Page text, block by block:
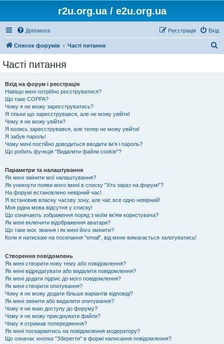
r2u.org.ua / e2u.org.ua
Допомога Вхід
Реєстрація
Список форумів Часті питання
Часті питання
Вхід на форум і реєстрація
Навіщо мені потрібно реєструватися?
Що таке COPPA?
Чому я не можу зареєструватись?
Я тільки що зареєструвався, але не можу увійти!
Чому я не можу увійти?
Я колись зареєструвався, але тепер не можу увійти!
Я забув пароль!
Чому мені постійно доводиться вводити ім’я і пароль?
Що робить функція "Видалити файли cookie"?
Параметри та налаштування
Як мені змінити мої налаштування?
Як уникнути появи мого імені в списку "Хто зараз на форумі"?
На форумі встановлено невірний час!
Я встановив власну часову зону, але час все одно невірний!
Моя рідна мова відсутня у списку!
Що означають зображення поряд з моїм ім'ям користувача?
Як мені включити відображення аватари?
Що таке моє звання і як мені його змінити?
Коли я натискаю на посилання "email", від мене вимагається залогуватись!
Створення повідомлень
Як мені створити нову тему або повідомлення?
Як мені відредагувати або видалити повідомлення?
Як мені додати підпис до мого повідомлення?
Як мені створити опитування?
Чому я не можу додати більше варіантів відповіді?
Як мені змінити або видалити опитування?
Чому я не маю доступу до форуму?
Чому я не можу приєднувати файли?
Чому я отримав попередження?
Як мені поскаржитись на повідомлення модератору?
Що означає кнопка "Зберегти" в формі написання повідомлення?